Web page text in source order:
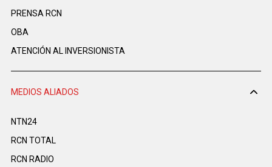
PRENSA RCN
OBA
ATENCIÓN AL INVERSIONISTA
MEDIOS ALIADOS
NTN24
RCN TOTAL
RCN RADIO